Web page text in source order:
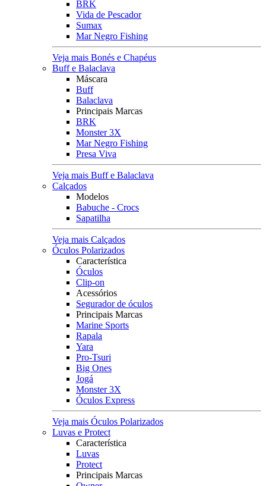
BRK
Vida de Pescador
Sumax
Mar Negro Fishing
Veja mais Bonés e Chapéus
Buff e Balaclava
Máscara
Buff
Balaclava
Principais Marcas
BRK
Monster 3X
Mar Negro Fishing
Presa Viva
Veja mais Buff e Balaclava
Calçados
Modelos
Babuche - Crocs
Sapatilha
Veja mais Calçados
Óculos Polarizados
Característica
Óculos
Clip-on
Acessórios
Segurador de óculos
Principais Marcas
Marine Sports
Rapala
Yara
Pro-Tsuri
Big Ones
Jogá
Monster 3X
Óculos Express
Veja mais Óculos Polarizados
Luvas e Protect
Característica
Luvas
Protect
Principais Marcas